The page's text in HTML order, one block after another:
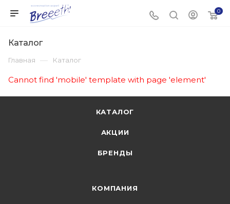
0
Каталог
Главная — Каталог
Cannot find 'mobile' template with page 'element'
КАТАЛОГ
АКЦИИ
БРЕНДЫ
КОМПАНИЯ